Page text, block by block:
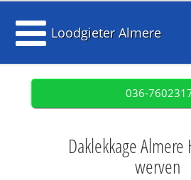
Loodgieter Almere
036-
Daklekkage Almere
werven